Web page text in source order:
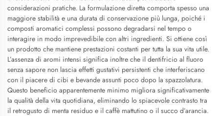
considerazioni pratiche. La formulazione diretta comporta spesso una
maggiore stabilità e una durata di conservazione più lunga, poiché i
composti aromatici complessi possono degradarsi nel tempo o
interagire in modo imprevedibile con altri ingredienti. Si ottiene così
un prodotto che mantiene prestazioni costanti per tutta la sua vita utile.
L’assenza di aromi intensi significa inoltre che il dentifricio al fluoro
senza sapore non lascia effetti gustativi persistenti che interferiscano
con il piacere di cibi e bevande assunti poco dopo la spazzolatura.
Questo beneficio apparentemente minimo migliora significativamente
la qualità della vita quotidiana, eliminando lo spiacevole contrasto tra
il retrogusto di menta residuo e il caffè mattutino o il succo d’arancia.